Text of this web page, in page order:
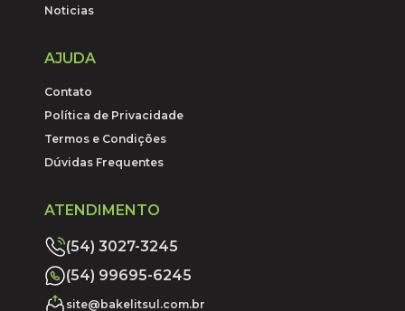
Noticias
AJUDA
Contato
Política de Privacidade
Termos e Condições
Dúvidas Frequentes
ATENDIMENTO
(54) 3027-3245
(54) 99695-6245
site@bakelitsul.com.br